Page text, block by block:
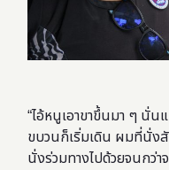
“ไอ้หนูเอาขาขึ้นมา ๆ นั่น
ขบวนก็เริ่มเดิน ผมที่นั่ง
นั่งร่วมทางไปด้วยจนกว่า